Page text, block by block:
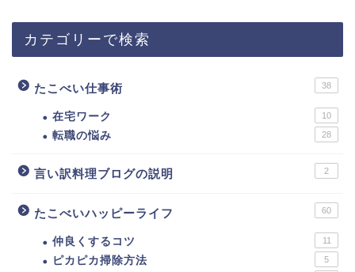
カテゴリーで検索
たこべい仕事術 38
在宅ワーク 10
転職の悩み 28
言い訳料理ブログの説明 2
たこべいハッピーライフ 60
仲良くするコツ 11
ピカピカ掃除方法 5